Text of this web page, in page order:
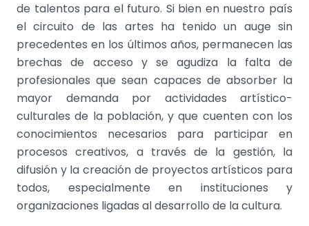
de talentos para el futuro. Si bien en nuestro país
el circuito de las artes ha tenido un auge sin
precedentes en los últimos años, permanecen las
brechas de acceso y se agudiza la falta de
profesionales que sean capaces de absorber la
mayor demanda por actividades artístico-
culturales de la población, y que cuenten con los
conocimientos necesarios para participar en
procesos creativos, a través de la gestión, la
difusión y la creación de proyectos artísticos para
todos, especialmente en instituciones y
organizaciones ligadas al desarrollo de la cultura.